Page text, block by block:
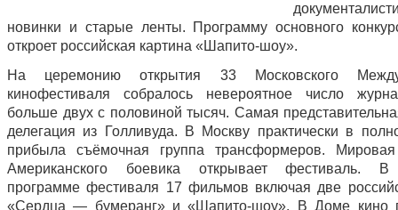
новинки и старые ленты. Программу основного
откроет российская картина «Шапито-шоу».
На церемонию открытия 33 Московского
кинофестиваля собралось невероятное число
больше двух с половиной тысяч. Самая
делегация из Голливуда. В Москву практически в
прибыла съёмочная группа трансформеров.
Американского боевика открывает фестиваль. В
программе фестиваля 17 фильмов включая две
«Сердца — бумеранг» и «Шапито-шоу». В Доме кино